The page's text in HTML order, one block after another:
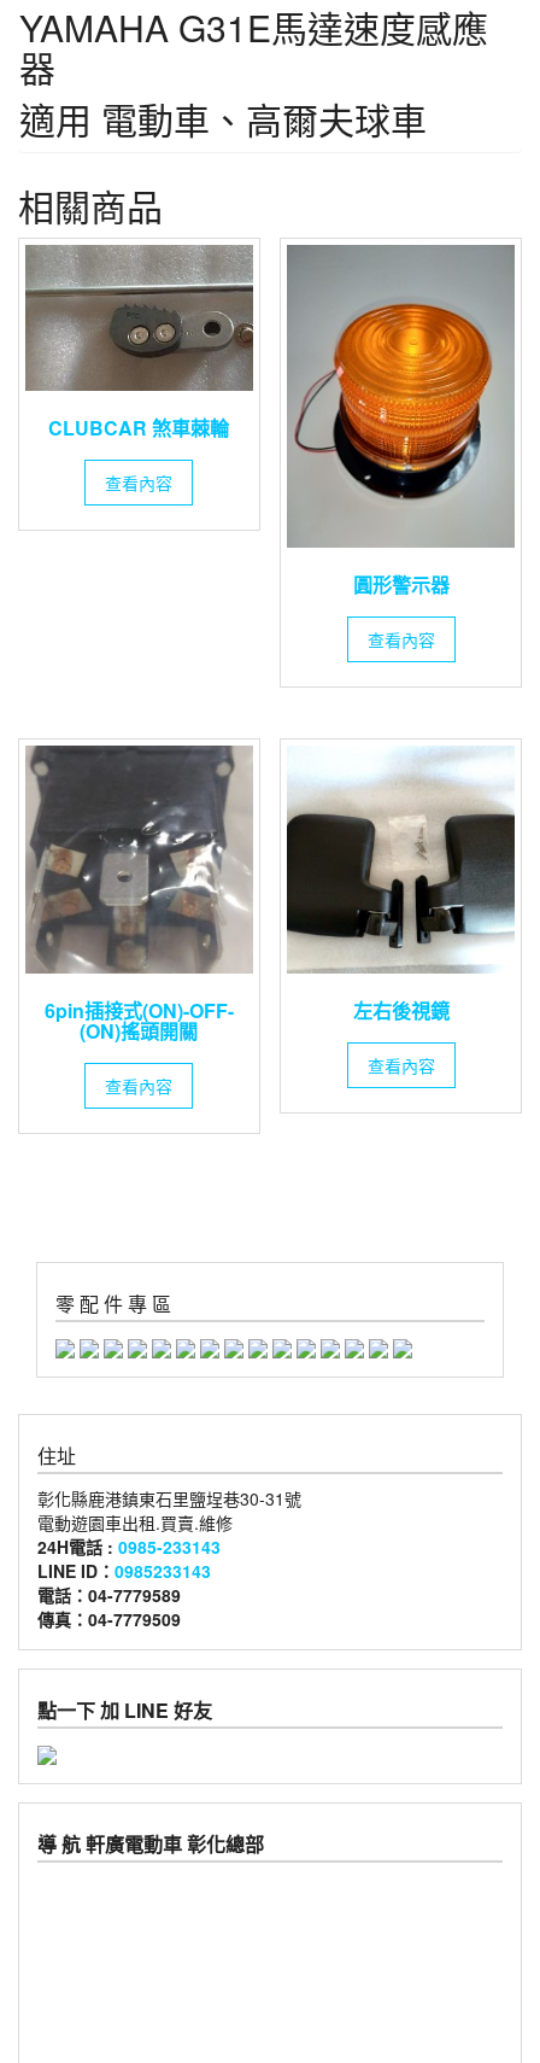
YAMAHA G31E馬達速度感應
器
適用 電動車、高爾夫球車
相關商品
CLUBCAR 煞車棘輪
查看內容
圓形警示器
查看內容
6pin插接式(ON)-OFF-
(ON)搖頭開關
查看內容
左右後視鏡
查看內容
零 配 件 專 區
住址
彰化縣鹿港鎮東石里鹽埕巷30-31號
電動遊園車出租.買賣.維修
24H電話 : 0985-233143
LINE ID： 0985233143
電話：04-7779589
傳真：04-7779509
點一下 加 LINE 好友
導 航 軒廣電動車 彰化總部